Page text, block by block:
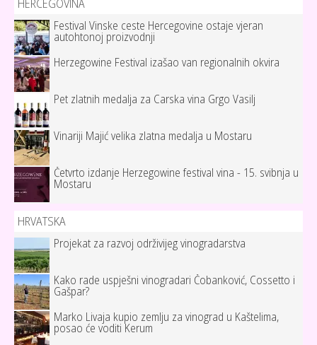
HERCEGOVINA
Festival Vinske ceste Hercegovine ostaje vjeran
autohtonoj proizvodnji
Herzegowine Festival izašao van regionalnih okvira
Pet zlatnih medalja za Carska vina Grgo Vasilj
Vinariji Majić velika zlatna medalja u Mostaru
Četvrto izdanje Herzegowine festival vina - 15. svibnja u
Mostaru
HRVATSKA
Projekat za razvoj održivijeg vinogradarstva
Kako rade uspješni vinogradari Čobanković, Cossetto i
Gašpar?
Marko Livaja kupio zemlju za vinograd u Kaštelima,
posao će voditi Kerum